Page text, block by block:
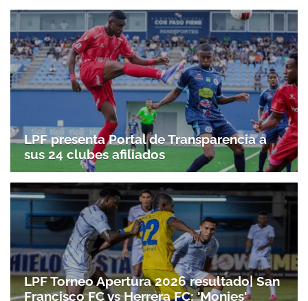
LPF presenta Portal de Transparencia a
sus 24 clubes afiliados
LPF Torneo Apertura 2026 resultado| San
Francisco FC vs Herrera FC: 'Monjes'